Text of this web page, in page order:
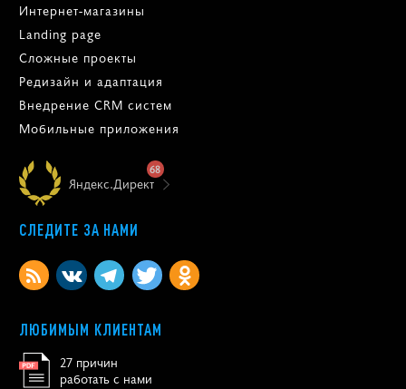
Интернет-магазины
Landing page
Сложные проекты
Редизайн и адаптация
Внедрение CRM систем
Мобильные приложения
Яндекс.Директ
68
СЛЕДИТЕ ЗА НАМИ
ЛЮБИМЫМ КЛИЕНТАМ
27 причин
работать с нами